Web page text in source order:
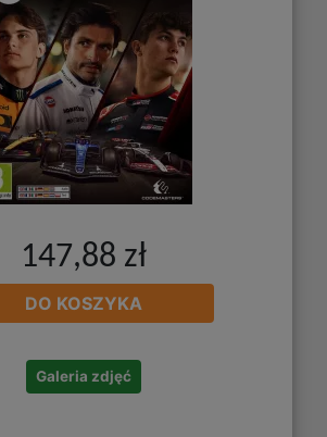
147,88 zł
DO KOSZYKA
Galeria zdjęć